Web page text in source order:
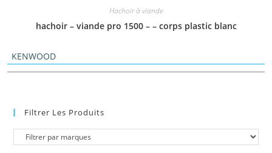
Hachoir à viande
hachoir – viande pro 1500 – – corps plastic blanc
KENWOOD
Filtrer Les Produits